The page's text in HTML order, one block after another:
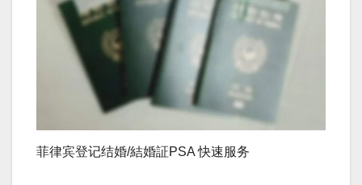
菲律宾登记结婚/結婚証PSA 快速服务